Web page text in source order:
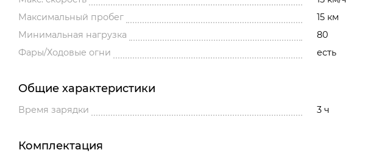
Максимальный пробег
15 км
Минимальная нагрузка
80
Фары/Ходовые огни
есть
Общие характеристики
Время зарядки 3 ч
Комплектация